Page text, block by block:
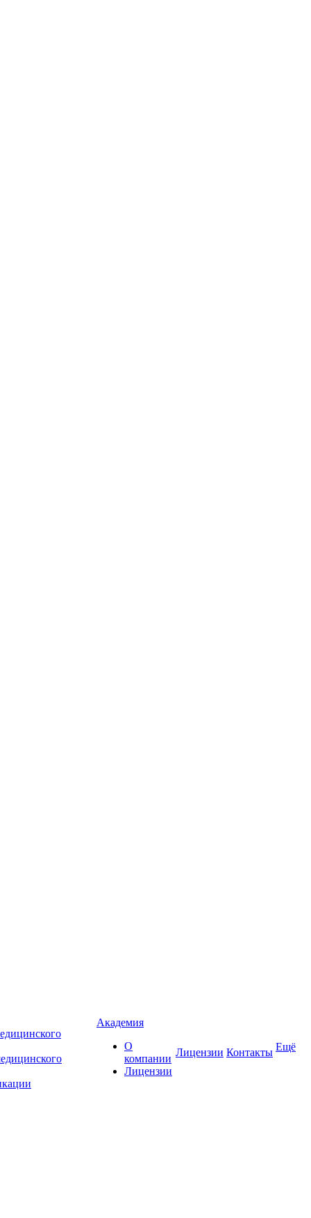
Академия
О
компании
Лицензии
Лицензии Контакты Ещё